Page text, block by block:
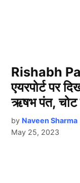
Rishabh
एयरपोर्ट पर
ऋषभ पंत, चोट
by Naveen Sharma
May 25, 2023